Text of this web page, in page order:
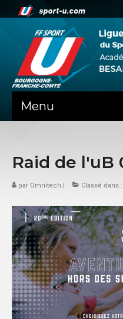
Menu
PRÉSENTATION
PEPS DIJON
ADMINISTRATIF
BESANÇON
DIJON
SPORTS CO
BESANÇON
Raid de l'uB
par Omnitech | Classé dans :